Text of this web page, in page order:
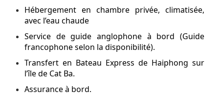
Hébergement en chambre privée, climatisée,
avec l’eau chaude
Service de guide anglophone à bord (Guide
francophone selon la disponibilité).
Transfert en Bateau Express de Haiphong sur
l’île de Cat Ba.
Assurance à bord.